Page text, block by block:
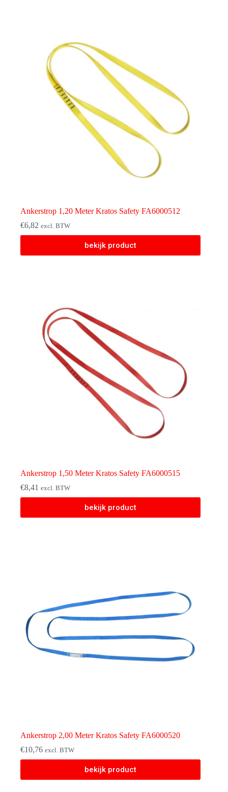
Ankerstrop 1,20 Meter Kratos Safety FA6000512
€6,82 excl. BTW
bekijk product
Ankerstrop 1,50 Meter Kratos Safety FA6000515
€8,41 excl. BTW
bekijk product
Ankerstrop 2,00 Meter Kratos Safety FA6000520
€10,76 excl. BTW
bekijk product